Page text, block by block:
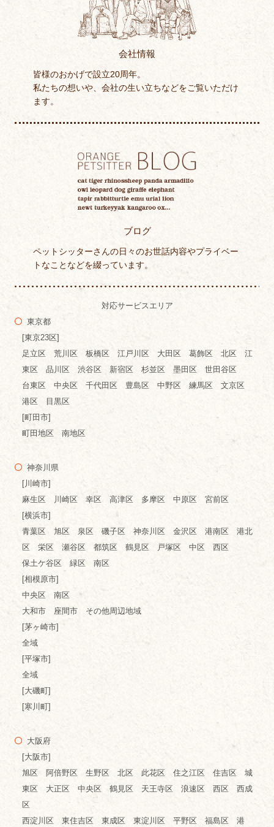
会社情報
皆様のおかげで設立20周年。
私たちの想いや、会社の生い立ちなどをご覧いただけ
ます。
ブログ
ペットシッターさんの日々のお世話内容やプライベー
トなことなどを綴っています。
対応サービスエリア
東京都
[東京23区]
足立区 荒川区 板橋区 江戸川区 大田区 葛飾区 北区 江
東区 品川区 渋谷区 新宿区 杉並区 墨田区 世田谷区
台東区 中央区 千代田区 豊島区 中野区 練馬区 文京区
港区 目黒区
[町田市]
町田地区 南地区
神奈川県
[川崎市]
麻生区 川崎区 幸区 高津区 多摩区 中原区 宮前区
[横浜市]
青葉区 旭区 泉区 磯子区 神奈川区 金沢区 港南区 港北
区 栄区 瀬谷区 都筑区 鶴見区 戸塚区 中区 西区
保土ケ谷区 緑区 南区
[相模原市]
中央区 南区
大和市 座間市 その他周辺地域
[茅ヶ崎市]
全域
[平塚市]
全域
[大磯町]
[寒川町]
大阪府
[大阪市]
旭区 阿倍野区 生野区 北区 此花区 住之江区 住吉区 城
東区 大正区 中央区 鶴見区 天王寺区 浪速区 西区 西成
区
西淀川区 東住吉区 東成区 東淀川区 平野区 福島区 港